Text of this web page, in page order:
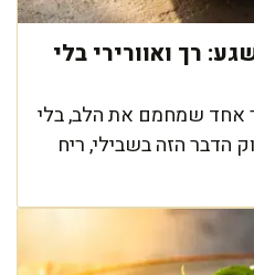
רך ואוורירי בלי
אחד שמחמם את הלב, בלי
הדבר הזה בשבילי, ריח